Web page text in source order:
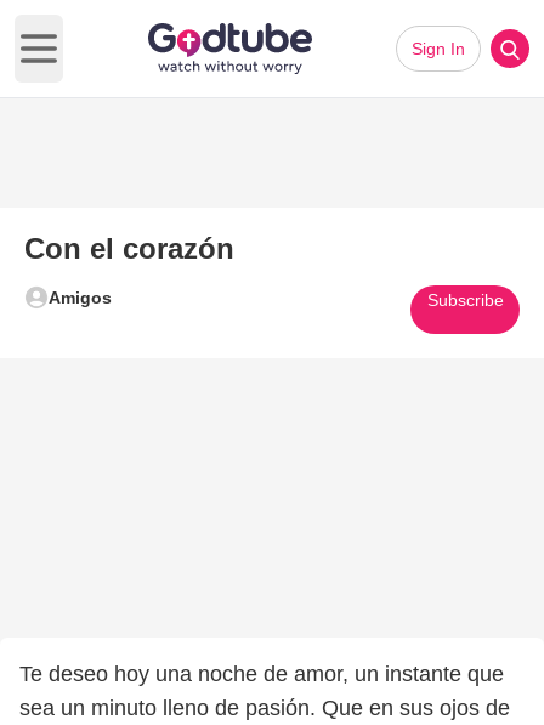
Open main menu
Sign In
Con el corazón
Amigos Subscribe
Te deseo hoy una noche de amor, un instante que
sea un minuto lleno de pasión. Que en sus ojos de